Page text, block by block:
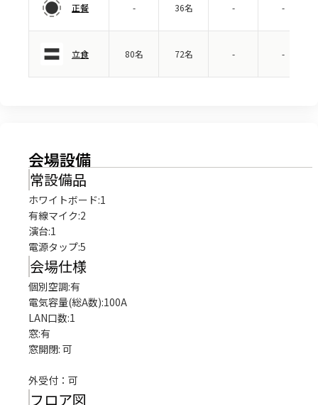
正餐 - 36名 - -
立食 80名 72名 - -
会場設備
常設備品
ホワイトボード:1
有線マイク:2
演台:1
電源タップ:5
会場仕様
個別空調:有
電気容量(総A数):100A
LAN口数:1
窓:有
窓開閉: 可
外受付：可
フロア図